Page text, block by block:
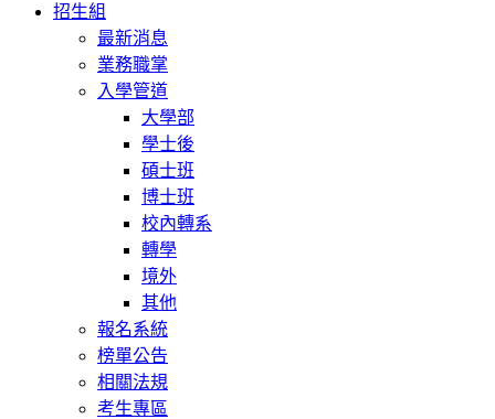
招生組
最新消息
業務職掌
入學管道
大學部
學士後
碩士班
博士班
校內轉系
轉學
境外
其他
報名系統
榜單公告
相關法規
考生專區